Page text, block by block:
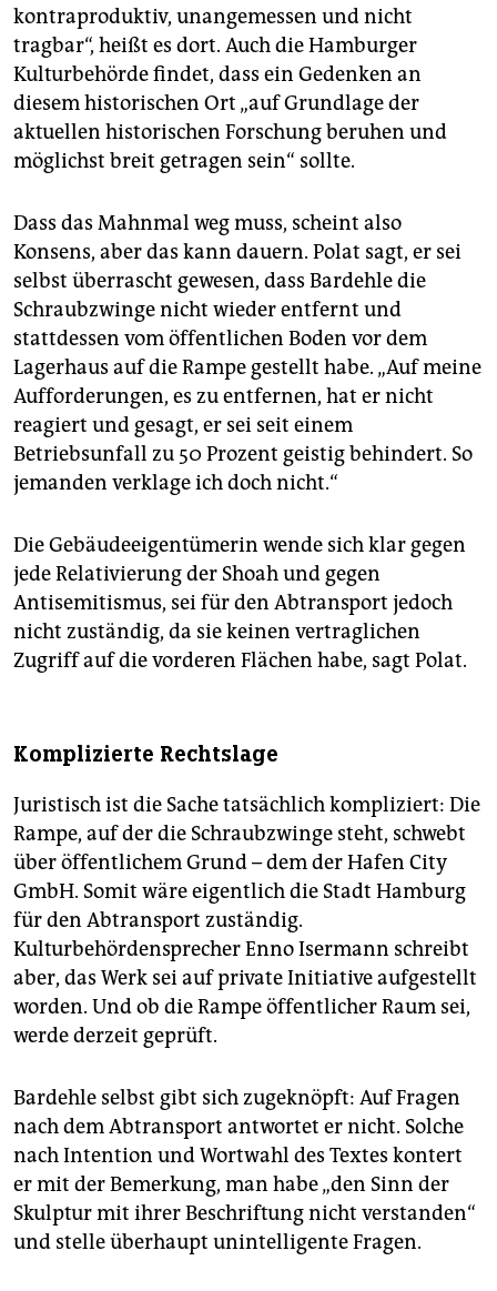
kontraproduktiv, unangemessen und nicht
tragbar“, heißt es dort. Auch die Hamburger
Kulturbehörde findet, dass ein Gedenken an
diesem historischen Ort „auf Grundlage der
aktuellen historischen Forschung beruhen und
möglichst breit getragen sein“ sollte.
Dass das Mahnmal weg muss, scheint also
Konsens, aber das kann dauern. Polat sagt, er sei
selbst überrascht gewesen, dass Bardehle die
Schraubzwinge nicht wieder entfernt und
stattdessen vom öffentlichen Boden vor dem
Lagerhaus auf die Rampe gestellt habe. „Auf meine
Aufforderungen, es zu entfernen, hat er nicht
reagiert und gesagt, er sei seit einem
Betriebsunfall zu 50 Prozent geistig behindert. So
jemanden verklage ich doch nicht.“
Die Gebäudeeigentümerin wende sich klar gegen
jede Relativierung der Shoah und gegen
Antisemitismus, sei für den Abtransport jedoch
nicht zuständig, da sie keinen vertraglichen
Zugriff auf die vorderen Flächen habe, sagt Polat.
Komplizierte Rechtslage
Juristisch ist die Sache tatsächlich kompliziert: Die
Rampe, auf der die Schraubzwinge steht, schwebt
über öffentlichem Grund – dem der Hafen City
GmbH. Somit wäre eigentlich die Stadt Hamburg
für den Abtransport zuständig.
Kulturbehördensprecher Enno Isermann schreibt
aber, das Werk sei auf private Initiative aufgestellt
worden. Und ob die Rampe öffentlicher Raum sei,
werde derzeit geprüft.
Bardehle selbst gibt sich zu­geknöpf­t: Auf Fragen
nach dem Abtransport antwortet er nicht. Solche
nach Intention und Wortwahl des Textes kontert
er mit der Bemerkung, man habe „den Sinn der
Skulptur mit ihrer Beschriftung nicht verstanden“
und stelle überhaupt unintelligente Fragen.